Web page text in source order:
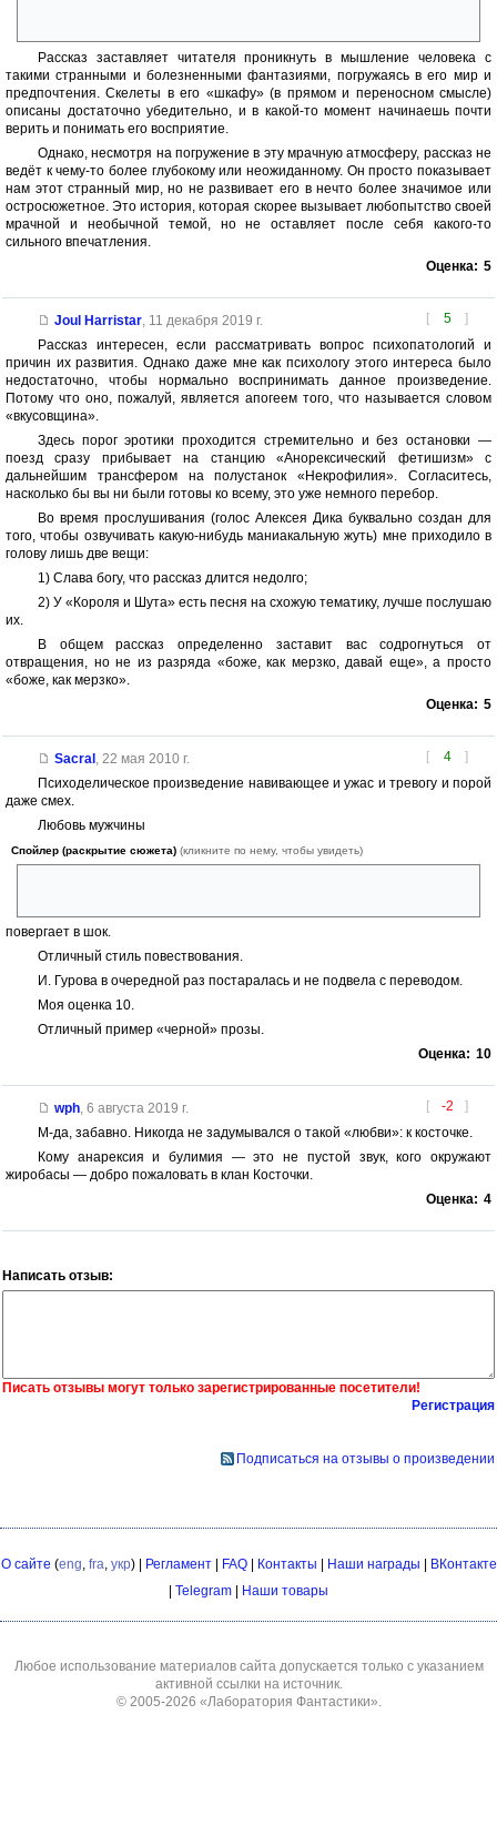
Рассказ заставляет читателя проникнуть в мышление человека с
такими странными и болезненными фантазиями, погружаясь в его мир и
предпочтения. Скелеты в его «шкафу» (в прямом и переносном смысле)
описаны достаточно убедительно, и в какой-то момент начинаешь почти
верить и понимать его восприятие.
Однако, несмотря на погружение в эту мрачную атмосферу, рассказ не
ведёт к чему-то более глубокому или неожиданному. Он просто показывает
нам этот странный мир, но не развивает его в нечто более значимое или
остросюжетное. Это история, которая скорее вызывает любопытство своей
мрачной и необычной темой, но не оставляет после себя какого-то
сильного впечатления.
Оценка: 5
[ 5 ]
Joul Harristar, 11 декабря 2019 г.
Рассказ интересен, если рассматривать вопрос психопатологий и
причин их развития. Однако даже мне как психологу этого интереса было
недостаточно, чтобы нормально воспринимать данное произведение.
Потому что оно, пожалуй, является апогеем того, что называется словом
«вкусовщина».
Здесь порог эротики проходится стремительно и без остановки —
поезд сразу прибывает на станцию «Анорексический фетишизм» с
дальнейшим трансфером на полустанок «Некрофилия». Согласитесь,
насколько бы вы ни были готовы ко всему, это уже немного перебор.
Во время прослушивания (голос Алексея Дика буквально создан для
того, чтобы озвучивать какую-нибудь маниакальную жуть) мне приходило в
голову лишь две вещи:
1) Слава богу, что рассказ длится недолго;
2) У «Короля и Шута» есть песня на схожую тематику, лучше послушаю
их.
В общем рассказ определенно заставит вас содрогнуться от
отвращения, но не из разряда «боже, как мерзко, давай еще», а просто
«боже, как мерзко».
Оценка: 5
[ 4 ]
Sacral, 22 мая 2010 г.
Психоделическое произведение навивающее и ужас и тревогу и порой
даже смех.
Любовь мужчины
Спойлер (раскрытие сюжета) (кликните по нему, чтобы увидеть)
повергает в шок.
Отличный стиль повествования.
И. Гурова в очередной раз постаралась и не подвела с переводом.
Моя оценка 10.
Отличный пример «черной» прозы.
Оценка: 10
[ -2 ]
wph, 6 августа 2019 г.
М-да, забавно. Никогда не задумывался о такой «любви»: к косточке.
Кому анарексия и булимия — это не пустой звук, кого окружают
жиробасы — добро пожаловать в клан Косточки.
Оценка: 4
Написать отзыв:
Писать отзывы могут только зарегистрированные посетители!
Регистрация
Подписаться на отзывы о произведении
О сайте (eng fra укр) | Регламент| FAQ| Контакты | Наши награды | ВКонтакте
| Telegram | Наши товары
Любое использование материалов сайта допускается только с указанием
активной ссылки на источник.
© 2005-2026 «Лаборатория Фантастики»